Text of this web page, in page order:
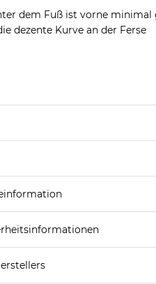
dem Fuß ist vorne
dezente Kurve an der Ferse
(Kunststoff)
Material (Kunststoff), Textil